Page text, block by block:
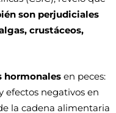
son perjudiciales
crustáceos,
hormonales en peces:
efectos negativos en
la cadena alimentaria